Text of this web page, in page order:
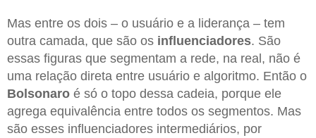
Mas entre os dois – o usuário e a liderança – tem
outra camada, que são os influenciadores. São
essas figuras que segmentam a rede, na real, não é
uma relação direta entre usuário e algoritmo. Então o
Bolsonaro é só o topo dessa cadeia, porque ele
agrega equivalência entre todos os segmentos. Mas
são esses influenciadores intermediários, por